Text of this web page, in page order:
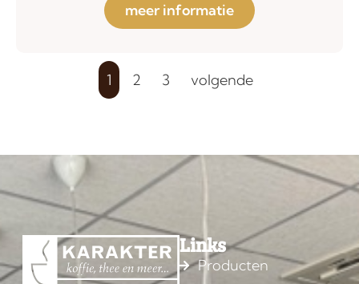
meer informatie
1 2 3 volgende
Links
Producten